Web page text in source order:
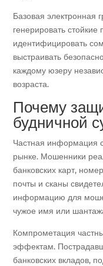
Базовая электронная
генерировать стойкие
идентифицировать
выстраивать
каждому юзеру
возраста.
Почему
будничной
Частная информация
рынке. Мошенники
банковских карт,
почты и сканы
информацию для
чужое имя или
Компрометация
эффектам.
банковских вкладов,